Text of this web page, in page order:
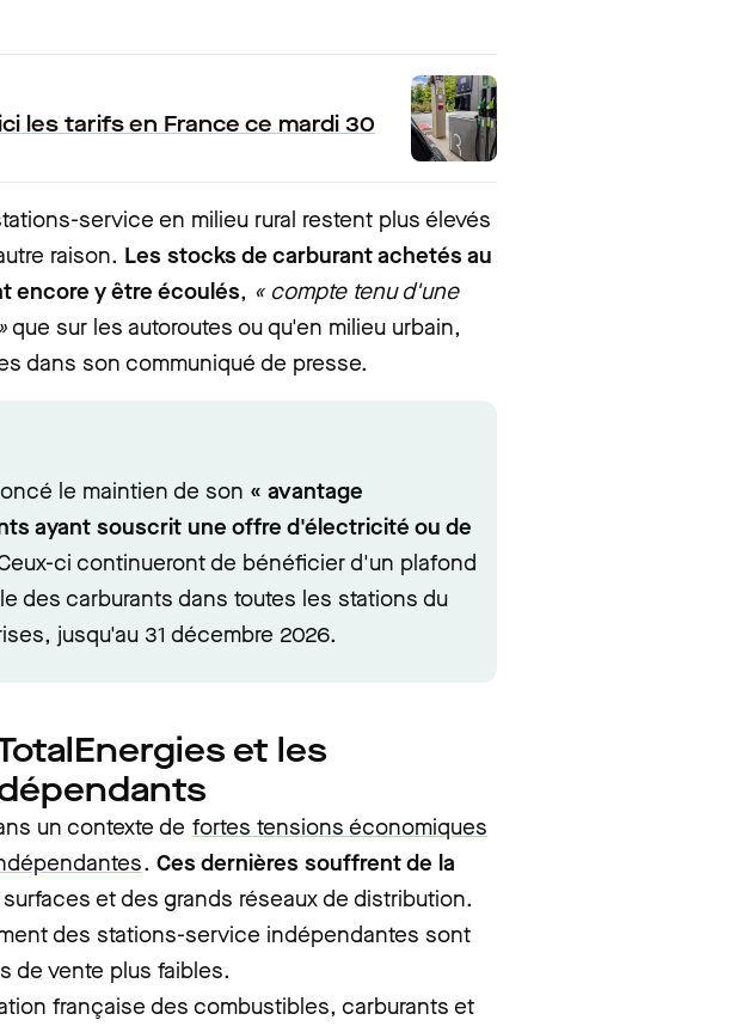
les tarifs en France ce mardi 30
service en milieu rural restent plus élevés
raison. Les stocks de carburant achetés au
encore y être écoulés, « compte tenu d'une
que sur les autoroutes ou qu'en milieu urbain,
dans son communiqué de presse.
le maintien de son « avantage
ayant souscrit une offre d'électricité ou de
ci continueront de bénéficier d'un plafond
des carburants dans toutes les stations du
jusqu'au 31 décembre 2026.
et les
un contexte de fortes tensions économiques
. Ces dernières souffrent de la
et des grands réseaux de distribution.
des stations-service indépendantes sont
de vente plus faibles.
française des combustibles, carburants et